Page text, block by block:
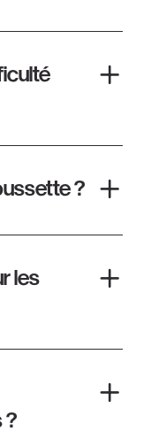
?
les
?